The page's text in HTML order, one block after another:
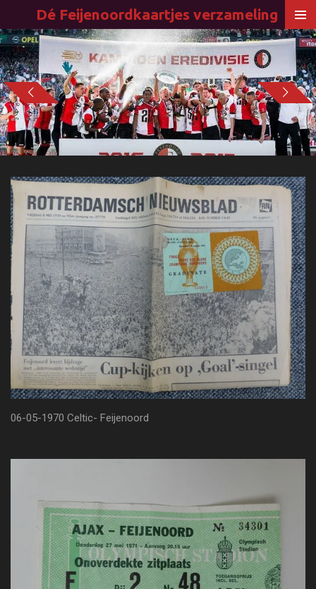
direct
naar
de
hoofdinhoud
Dé Feijenoordkaartjes verzameling
06-05-1970 Celtic- Feijenoord